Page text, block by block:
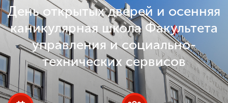
Главная
Об университете
Абитуриенту
День открытых дверей и осенняя
каникулярная школа Факультета
управления и социально-
технических сервисов